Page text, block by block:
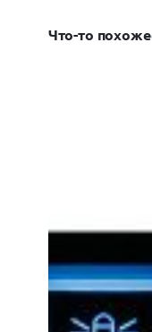
Что-то